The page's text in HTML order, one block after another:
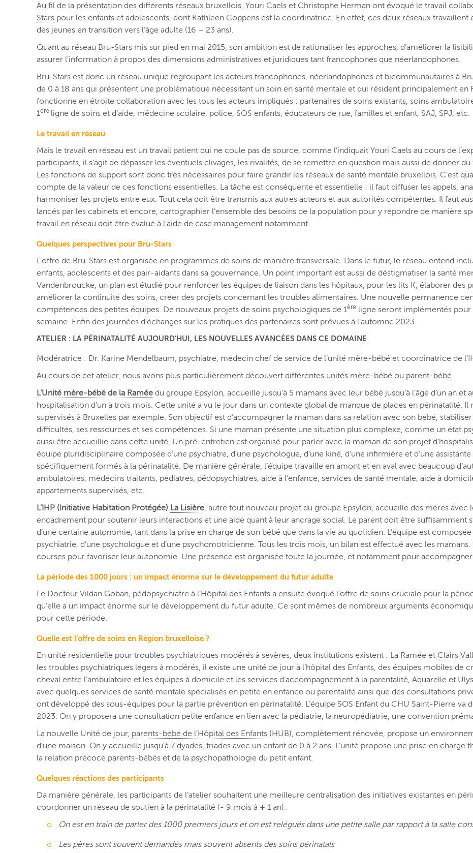
Au fil de la présentation des différents réseaux bruxellois, Youri Caels et Christophe Herman ont évoqué le travail
Stars pour les enfants et adolescents, dont Kathleen Coppens est la coordinatrice. En effet, ces deux réseaux
des jeunes en transition vers l’âge adulte (16 – 23 ans).
Quant au réseau Bru-Stars mis sur pied en mai 2015, son ambition est de rationaliser les approches, d’améliorer la
assurer l’information à propos des dimensions administratives et juridiques tant francophones que néerlandophones.
Bru-Stars est donc un réseau unique regroupant les acteurs francophones, néerlandophones et bicommunautaires à
de 0 à 18 ans qui présentent une problématique nécessitant un soin en santé mentale et qui résident principalement en
fonctionne en étroite collaboration avec les tous les acteurs impliqués : partenaires de soins existants, soins
1ère ligne de soins et d’aide, médecine scolaire, police, SOS enfants, éducateurs de rue, familles et enfant, SAJ, SPJ, etc.
Le travail en réseau
Mais le travail en réseau est un travail patient qui ne coule pas de source, comme l’indiquait Youri Caels au cours de
participants, il s’agit de dépasser les éventuels clivages, les rivalités, de se remettre en question mais aussi de donner
Les fonctions de support sont donc très nécessaires pour faire grandir les réseaux de santé mentale bruxellois. C’est
compte de la valeur de ces fonctions essentielles. La tâche est conséquente et essentielle : il faut diffuser les appels,
harmoniser les projets entre eux. Tout cela doit être transmis aux autres acteurs et aux autorités compétentes. Il faut
lancés par les cabinets et encore, cartographier l’ensemble des besoins de la population pour y répondre de manière
travail en réseau doit être évalué à l’aide de case management notamment.
Quelques perspectives pour Bru-Stars
L’offre de Bru-Stars est organisée en programmes de soins de manière transversale. Dans le futur, le réseau entend
enfants, adolescents et des pair-aidants dans sa gouvernance. Un point important est aussi de déstigmatiser la santé
Vandenbroucke, un plan est étudié pour renforcer les équipes de liaison dans les hôpitaux, pour les lits K, élaborer des
améliorer la continuité des soins, créer des projets concernant les troubles alimentaires. Une nouvelle permanence
compétences des petites équipes. De nouveaux projets de soins psychologiques de 1ère ligne seront implémentés
semaine. Enfin des journées d’échanges sur les pratiques des partenaires sont prévues à l’automne 2023.
ATELIER : LA PÉRINATALITÉ AUJOURD’HUI, LES NOUVELLES AVANCÉES DANS CE DOMAINE
Modératrice : Dr. Karine Mendelbaum, psychiatre, médecin chef de service de l’unité mère-bébé et coordinatrice de
Au cours de cet atelier, nous avons plus particulièrement découvert différentes unités mère-bébé ou parent-bébé.
L’Unité mère-bébé de la Ramée du groupe Epsylon, accueille jusqu’à 5 mamans avec leur bébé jusqu’à l’âge d’un an
hospitalisation d’un à trois mois. Cette unité a vu le jour dans un contexte global de manque de places en périnatalité. Il
supervisés à Bruxelles par exemple. Son objectif est d’accompagner la maman dans sa relation avec son bébé,
difficultés, ses ressources et ses compétences. Si une maman présente une situation plus complexe, comme un état
aussi être accueillie dans cette unité. Un pré-entretien est organisé pour parler avec la maman de son projet
équipe pluridisciplinaire composée d’une psychiatre, d’une psychologue, d’une kiné, d’une infirmière et d’une
spécifiquement formés à la périnatalité. De manière générale, l’équipe travaille en amont et en aval avec beaucoup
ambulatoires, médecins traitants, pédiatres, pédopsychiatres, aide à l’enfance, services de santé mentale, aide à
appartements supervisés, etc.
L’IHP (Initiative Habitation Protégée) La Lisière, autre tout nouveau projet du groupe Epsylon, accueille des mères avec
encadrement pour soutenir leurs interactions et une aide quant à leur ancrage social. Le parent doit être suffisamment
d’une certaine autonomie, tant dans la prise en charge de son bébé que dans la vie au quotidien. L’équipe est
psychiatrie, d’une psychologue et d’une psychomotricienne. Tous les trois mois, un bilan est effectué avec les
courses pour favoriser leur autonomie. Une présence est organisée toute la journée, et notamment pour
La période des 1000 jours : un impact énorme sur le développement du futur adulte
Le Docteur Vildan Goban, pédopsychiatre à l’Hôpital des Enfants a ensuite évoqué l’offre de soins cruciale pour la
qu’elle a un impact énorme sur le développement du futur adulte. Ce sont mêmes de nombreux arguments
pour cette période.
Quelle est l’offre de soins en Région bruxelloise ?
En unité résidentielle pour troubles psychiatriques modérés à sévères, deux institutions existent : La Ramée et Clairs
les troubles psychiatriques légers à modérés, il existe une unité de jour à l’hôpital des Enfants, des équipes mobiles de
cheval entre l’ambulatoire et les équipes à domicile et les services d’accompagnement à la parentalité, Aquarelle et
avec quelques services de santé mentale spécialisés en petite en enfance ou parentalité ainsi que des consultations
ont développé des sous-équipes pour la partie prévention en périnatalité. L’équipe SOS Enfant du CHU Saint-Pierre
2023. On y proposera une consultation petite enfance en lien avec la pédiatrie, la neuropédiatrie, une convention
La nouvelle Unité de jour, parents-bébé de l’Hôpital des Enfants (HUB), complètement rénovée, propose un
d’une maison. On y accueille jusqu’à 7 dyades, triades avec un enfant de 0 à 2 ans. L’unité propose une prise en
la relation précoce parents-bébés et de la psychopathologie du petit enfant.
Quelques réactions des participants
Da manière générale, les participants de l’atelier souhaitent une meilleure centralisation des initiatives existantes en
coordonner un réseau de soutien à la périnatalité (- 9 mois à + 1 an).
On est en train de parler des 1000 premiers jours et on est relégués dans une petite salle par rapport à la salle
Les pères sont souvent demandés mais souvent absents des soins périnatals